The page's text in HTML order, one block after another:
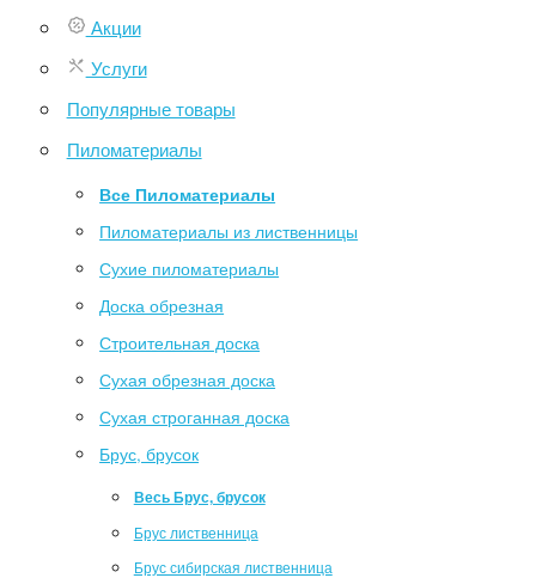
Акции
Услуги
Популярные товары
Пиломатериалы
Все Пиломатериалы
Пиломатериалы из лиственницы
Сухие пиломатериалы
Доска обрезная
Строительная доска
Сухая обрезная доска
Сухая строганная доска
Брус, брусок
Весь Брус, брусок
Брус лиственница
Брус сибирская лиственница